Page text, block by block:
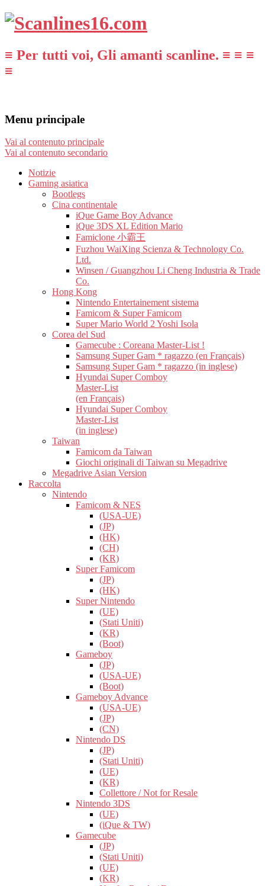
≡ Per tutti voi, Gli amanti scanline. ≡ ≡ ≡
≡
Menu principale
Vai al contenuto principale
Vai al contenuto secondario
Notizie
Gaming asiatica
Bootlegs
Cina continentale
iQue Game Boy Advance
iQue 3DS XL Edition Mario
Famiclone 小霸王
Fuzhou WaiXing Scienza & Technology Co.
Ltd.
Winsen / Guangzhou Li Cheng Industria & Trade
Co.
Hong Kong
Nintendo Entertainement sistema
Famicom & Super Famicom
Super Mario World 2 Yoshi Isola
Corea del Sud
Gamecube : Coreana Master-List !
Samsung Super Gam * ragazzo (en Français)
Samsung Super Gam * ragazzo (in inglese)
Hyundai Super Comboy
Master-List
(en Français)
Hyundai Super Comboy
Master-List
(in inglese)
Taiwan
Famicom da Taiwan
Giochi originali di Taiwan su Megadrive
Megadrive Asian Version
Raccolta
Nintendo
Famicom & NES
(USA-UE)
(JP)
(HK)
(CH)
(KR)
Super Famicom
(JP)
(HK)
Super Nintendo
(UE)
(Stati Uniti)
(KR)
(Boot)
Gameboy
(JP)
(USA-UE)
(Boot)
Gameboy Advance
(USA-UE)
(JP)
(CN)
Nintendo DS
(JP)
(Stati Uniti)
(UE)
(KR)
Collettore / Not for Resale
Nintendo 3DS
(UE)
(iQue & TW)
Gamecube
(JP)
(Stati Uniti)
(UE)
(KR)